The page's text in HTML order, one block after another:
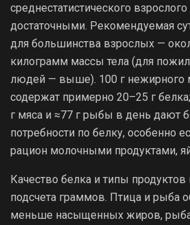
среднестатистического
достаточными. Рекомендуемая
для большинства взрослых —
килограмм массы тела (для
людей — выше). 100 г нежирного
содержат примерно 20–25 г
г мяса и ≈77 г рыбы в день дают
потребности по белку, особенно
рацион молочными продуктами,
Качество белка и типы
подсчета граммов. Птица и рыба
меньше насыщенных жиров, рыба